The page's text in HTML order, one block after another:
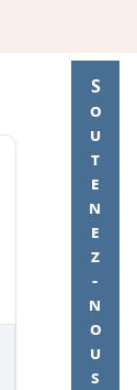
Soutenez-nous